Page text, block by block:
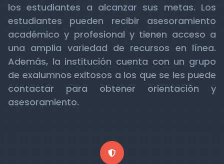
los estudiantes a alcanzar sus metas. Los
estudiantes pueden recibir asesoramiento
académico y profesional y tienen acceso a
una amplia variedad de recursos en línea.
Además, la institución cuenta con un grupo
de exalumnos exitosos a los que se les puede
contactar para obtener orientación y
asesoramiento.